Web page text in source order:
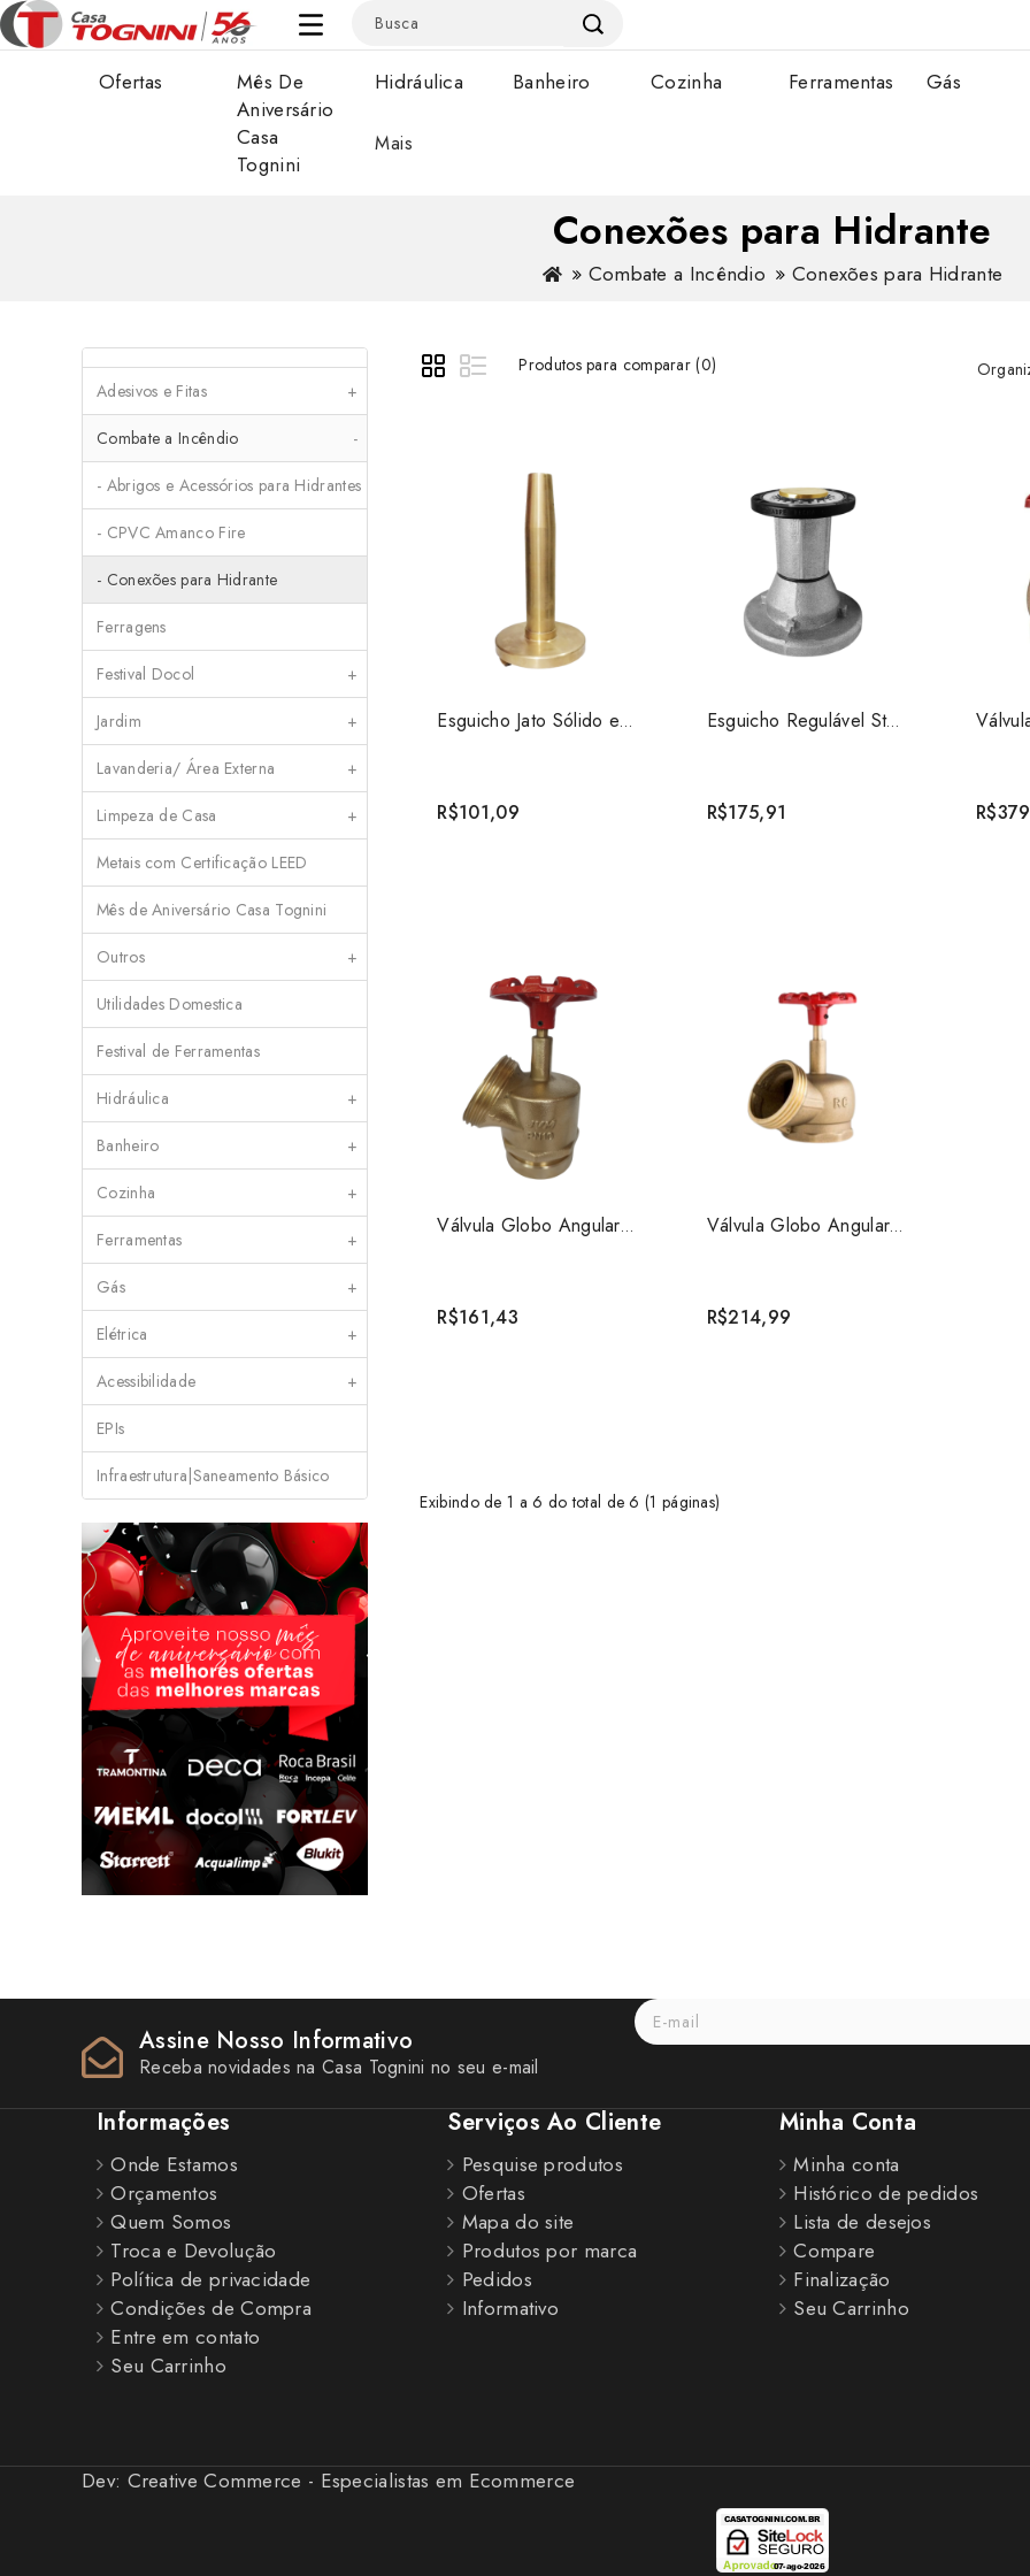
Ofertas
Mês De
Aniversário
Casa
Tognini
Hidráulica Banheiro Cozinha Ferramentas Gás
Mais
Conexões para Hidrante
Combate a Incêndio Conexões para Hidrante
Adesivos e Fitas +
Combate a Incêndio -
- Abrigos e Acessórios para Hidrantes
- CPVC Amanco Fire
- Conexões para Hidrante
Ferragens
Festival Docol +
Jardim +
Lavanderia/ Área Externa +
Limpeza de Casa +
Metais com Certificação LEED
Mês de Aniversário Casa Tognini
Outros +
Utilidades Domestica
Festival de Ferramentas
Hidráulica +
Banheiro +
Cozinha +
Ferramentas +
Gás +
Elétrica +
Acessibilidade +
EPIs
Infraestrutura|Saneamento Básico
Produtos para comparar (0)
Esguicho Jato Sólido em Latão 1.1/2
R$101,09
Esguicho Regulável Storz 1.1/2 Aluminio
R$175,91
Válvula Globo Angular para Hidrante 2.1/2 JVM
R$161,43
Válvula Globo Angular para Hidrante 2.1/2" Rumo C...
R$214,99
Exibindo de 1 a 6 do total de 6 (1 páginas)
Assine Nosso Informativo
Receba novidades na Casa Tognini no seu e-mail
Informações
Onde Estamos
Orçamentos
Quem Somos
Troca e Devolução
Política de privacidade
Condições de Compra
Entre em contato
Seu Carrinho
Serviços Ao Cliente
Pesquise produtos
Ofertas
Mapa do site
Produtos por marca
Pedidos
Informativo
Minha Conta
Minha conta
Histórico de pedidos
Lista de desejos
Compare
Finalização
Seu Carrinho
Dev: Creative Commerce - Especialistas em Ecommerce